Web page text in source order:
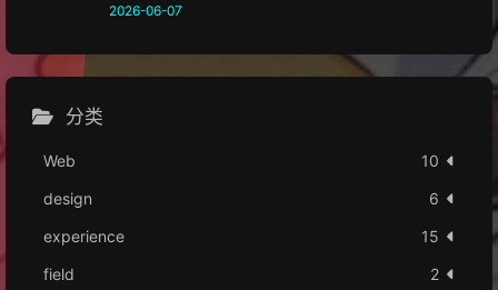
2026-06-07
分类
Web
10
design
6
experience
15
field
2